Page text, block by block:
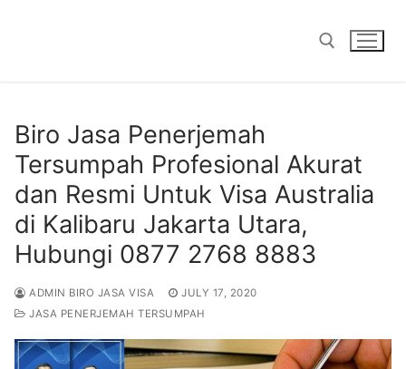
Biro Jasa Penerjemah
Tersumpah Profesional Akurat
dan Resmi Untuk Visa Australia
di Kalibaru Jakarta Utara,
Hubungi 0877 2768 8883
ADMIN BIRO JASA VISA
JULY 17, 2020
JASA PENERJEMAH TERSUMPAH